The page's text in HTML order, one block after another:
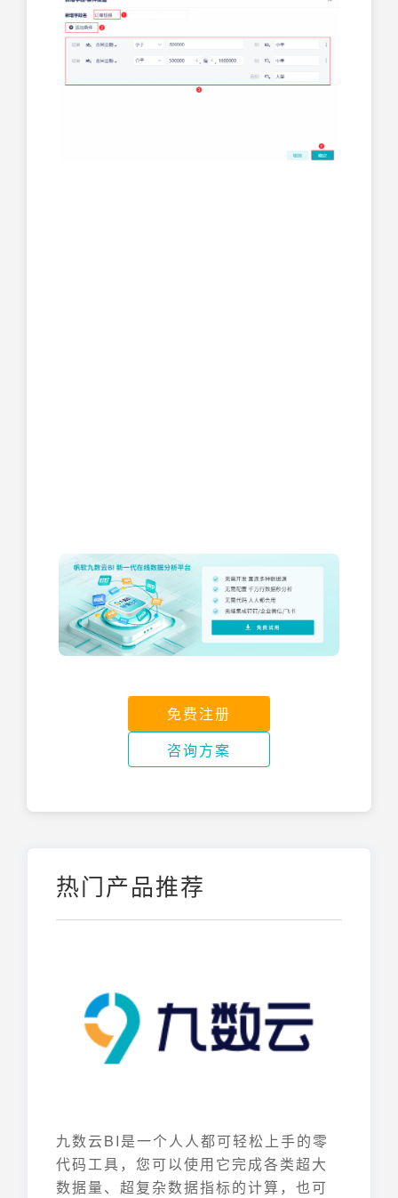
免费注册
咨询方案
热门产品推荐
九数云BI是一个人人都可轻松上手的零
代码工具，您可以使用它完成各类超大
数据量、超复杂数据指标的计算，也可